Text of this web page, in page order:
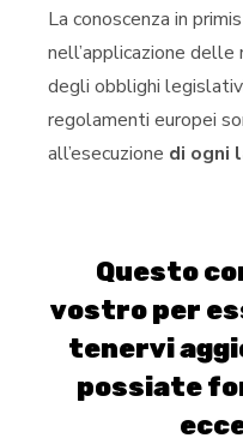
La conoscenza in
nell’applicazione delle
degli obblighi
regolamenti europei
all’esecuzione di ogni
Questo
vostro per
tenervi
possiate